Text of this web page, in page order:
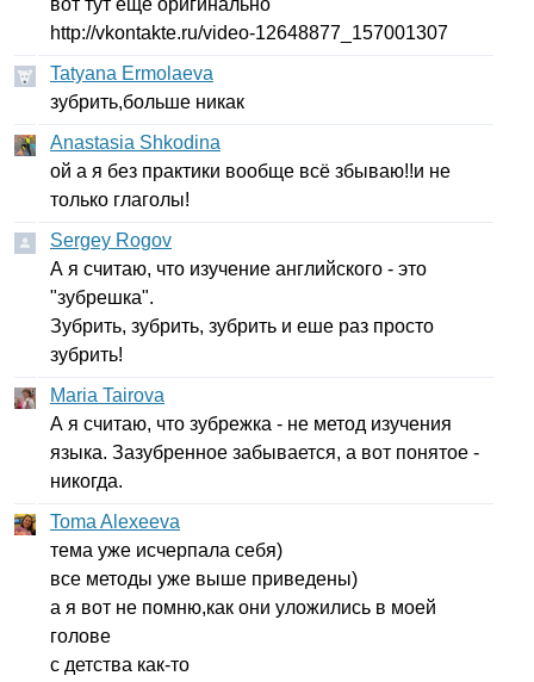
вот тут еще оригинально
http://vkontakte.ru/video-12648877_157001307
Tatyana Ermolaeva
зубрить,больше никак
Anastasia Shkodina
ой а я без практики вообще всё збываю!!и не
только глаголы!
Sergey Rogov
А я считаю, что изучение английского - это
"зубрешка".
Зубрить, зубрить, зубрить и еше раз просто
зубрить!
Maria Tairova
А я считаю, что зубрежка - не метод изучения
языка. Зазубренное забывается, а вот понятое -
никогда.
Toma Alexeeva
тема уже исчерпала себя)
все методы уже выше приведены)
а я вот не помню,как они уложились в моей
голове
с детства как-то